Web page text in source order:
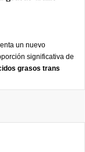
un nuevo
significativa de
grasos trans
niveles de colesterol.